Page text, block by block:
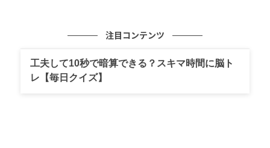
注目コンテンツ
工夫して10秒で暗算できる？スキマ時間に脳ト
レ【毎日クイズ】